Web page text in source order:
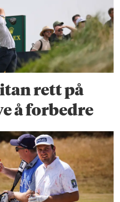
rett på
å forbedre